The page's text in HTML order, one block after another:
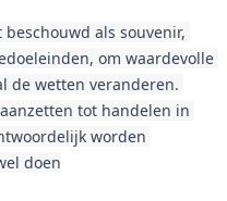
als souvenir,
om waardevolle
de wetten veranderen.
tot handelen in
worden
doen